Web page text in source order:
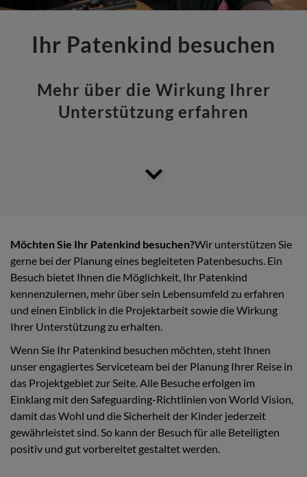
Ihr Patenkind besuchen
Mehr über die Wirkung Ihrer
Unterstützung erfahren
Möchten Sie Ihr Patenkind besuchen?Wir unterstützen Sie
gerne bei der Planung eines begleiteten Patenbesuchs. Ein
Besuch bietet Ihnen die Möglichkeit, Ihr Patenkind
kennenzulernen, mehr über sein Lebensumfeld zu erfahren
und einen Einblick in die Projektarbeit sowie die Wirkung
Ihrer Unterstützung zu erhalten.
Wenn Sie Ihr Patenkind besuchen möchten, steht Ihnen
unser engagiertes Serviceteam bei der Planung Ihrer Reise in
das Projektgebiet zur Seite. Alle Besuche erfolgen im
Einklang mit den Safeguarding-Richtlinien von World Vision,
damit das Wohl und die Sicherheit der Kinder jederzeit
gewährleistet sind. So kann der Besuch für alle Beteiligten
positiv und gut vorbereitet gestaltet werden.